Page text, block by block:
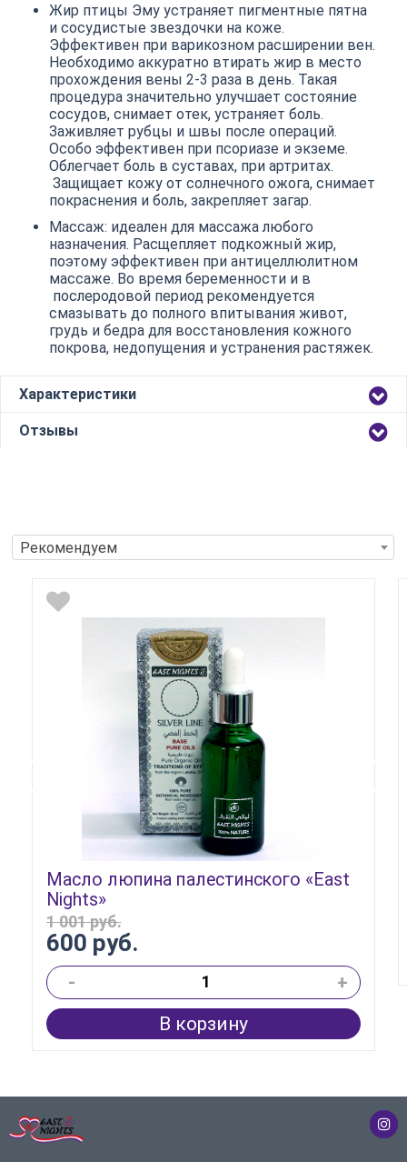
Жир птицы Эму устраняет пигментные пятна
и сосудистые звездочки на коже.
Эффективен при варикозном расширении вен.
Необходимо аккуратно втирать жир в место
прохождения вены 2-3 раза в день. Такая
процедура значительно улучшает состояние
сосудов, снимает отек, устраняет боль.
Заживляет рубцы и швы после операций.
Особо эффективен при псориазе и экземе.
Облегчает боль в суставах, при артритах.
Защищает кожу от солнечного ожога, снимает
покраснения и боль, закрепляет загар.
Массаж: идеален для массажа любого
назначения. Расщепляет подкожный жир,
поэтому эффективен при антицеллюлитном
массаже. Во время беременности и в
послеродовой период рекомендуется
смазывать до полного впитывания живот,
грудь и бедра для восстановления кожного
покрова, недопущения и устранения растяжек.
Характеристики
Отзывы
Рекомендуем
Масло люпина палестинского «East
Nights»
600 руб.
1 001 руб.
-
+
В корзину